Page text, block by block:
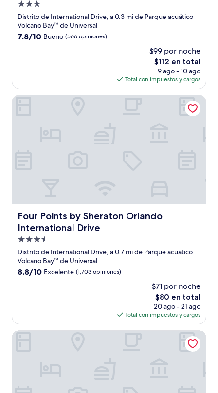
Propiedad
de
3.0
estrellas
Distrito de International Drive, a 0.3 mi de Parque acuático
Volcano Bay™ de Universal
7.8
7.8/10 Bueno (566 opiniones)
$99 por noche
El
precio
actual
es
de
$112 en total
9 ago - 10 ago
Total con impuestos y cargos
Four Points by Sheraton Orlando
International Drive
Four Points by Sheraton Orlando International Drive
Propiedad
de
3.5
estrellas
Distrito de International Drive, a 0.7 mi de Parque acuático
Volcano Bay™ de Universal
8.8
8.8/10 Excelente (1,703 opiniones)
$71 por noche
El
precio
actual
es
de
$80 en total
20 ago - 21 ago
Total con impuestos y cargos
Four Points by Sheraton Orlando International Drive
DASKK Orlando Hotel near Universal Blvd, an Ascend